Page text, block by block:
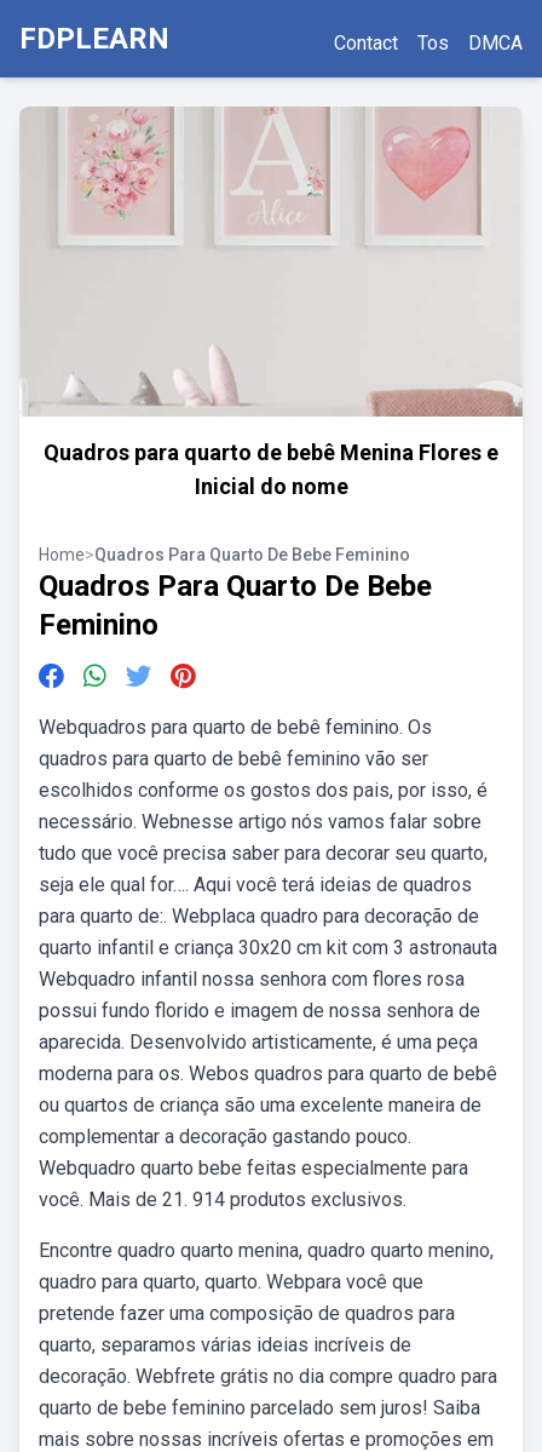
FDPLEARN Contact Tos DMCA
Quadros para quarto de bebê Menina Flores e
Inicial do nome
Home>Quadros Para Quarto De Bebe Feminino
Quadros Para Quarto De Bebe
Feminino
Webquadros para quarto de bebê feminino. Os
quadros para quarto de bebê feminino vão ser
escolhidos conforme os gostos dos pais, por isso, é
necessário. Webnesse artigo nós vamos falar sobre
tudo que você precisa saber para decorar seu quarto,
seja ele qual for…. Aqui você terá ideias de quadros
para quarto de:. Webplaca quadro para decoração de
quarto infantil e criança 30x20 cm kit com 3 astronauta
Webquadro infantil nossa senhora com flores rosa
possui fundo florido e imagem de nossa senhora de
aparecida. Desenvolvido artisticamente, é uma peça
moderna para os. Webos quadros para quarto de bebê
ou quartos de criança são uma excelente maneira de
complementar a decoração gastando pouco.
Webquadro quarto bebe feitas especialmente para
você. Mais de 21. 914 produtos exclusivos.
Encontre quadro quarto menina, quadro quarto menino,
quadro para quarto, quarto. Webpara você que
pretende fazer uma composição de quadros para
quarto, separamos várias ideias incríveis de
decoração. Webfrete grátis no dia compre quadro para
quarto de bebe feminino parcelado sem juros! Saiba
mais sobre nossas incríveis ofertas e promoções em